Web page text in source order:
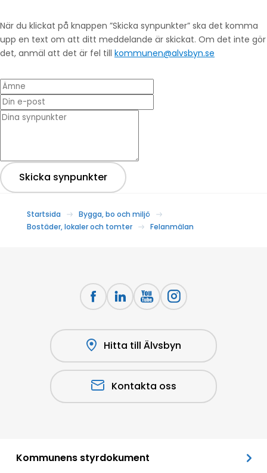
När du klickat på knappen ”Skicka synpunkter” ska det komma
upp en text om att ditt meddelande är skickat. Om det inte gör
det, anmäl att det är fel till kommunen@alvsbyn.se
Ämne
Din e-post
* Dina synpunkter
Skicka synpunkter
Startsida
Bygga, bo och miljö
Bostäder, lokaler och tomter
Felanmälan
Hitta till Älvsbyn
Kontakta oss
Kommunens styrdokument